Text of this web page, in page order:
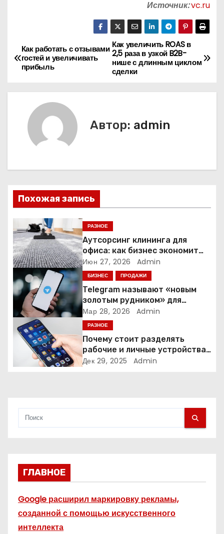
Источник:vc.ru
Н
а
в
и
я
п
о
з
а
п
и
с
Как увеличить ROAS в
2,5 раза в узкой B2B-
нише с длинным циклом
сделки
Как работать с отзывами
гостей и увеличивать
прибыль
Автор: admin
Похожая запись
РАЗНОЕ
Аутсорсинг клининга для
офиса: как бизнес экономит
время и деньги на уборке
Июн 27, 2026 Admin
БИЗНЕС ПРОДАЖИ
Telegram называют «новым
золотым рудником» для
креаторов: как блогеры
создают онлайн-бизнес
Мар 28, 2026 Admin
РАЗНОЕ
Почему стоит разделять
рабочие и личные устройства
— и чем опасно всё смешивать
Дек 29, 2025 Admin
ГЛАВНОЕ
Google расширил маркировку рекламы,
созданной с помощью искусственного
интеллекта